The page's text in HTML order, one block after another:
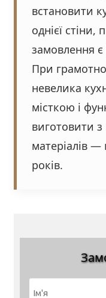
встановити
однієї стіни,
замовлення
При
невелика
місткою і
виготовити з
матеріалів
років.